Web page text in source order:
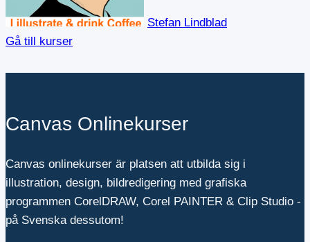
Stefan Lindblad
Gå till kurser
Canvas Onlinekurser
Canvas onlinekurser är platsen att utbilda sig i
illustration, design, bildredigering med grafiska
programmen CorelDRAW, Corel PAINTER & Clip Studio -
på Svenska dessutom!